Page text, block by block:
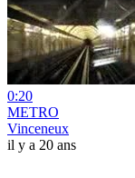
0:20
METRO
Vinceneux
il y a 20 ans